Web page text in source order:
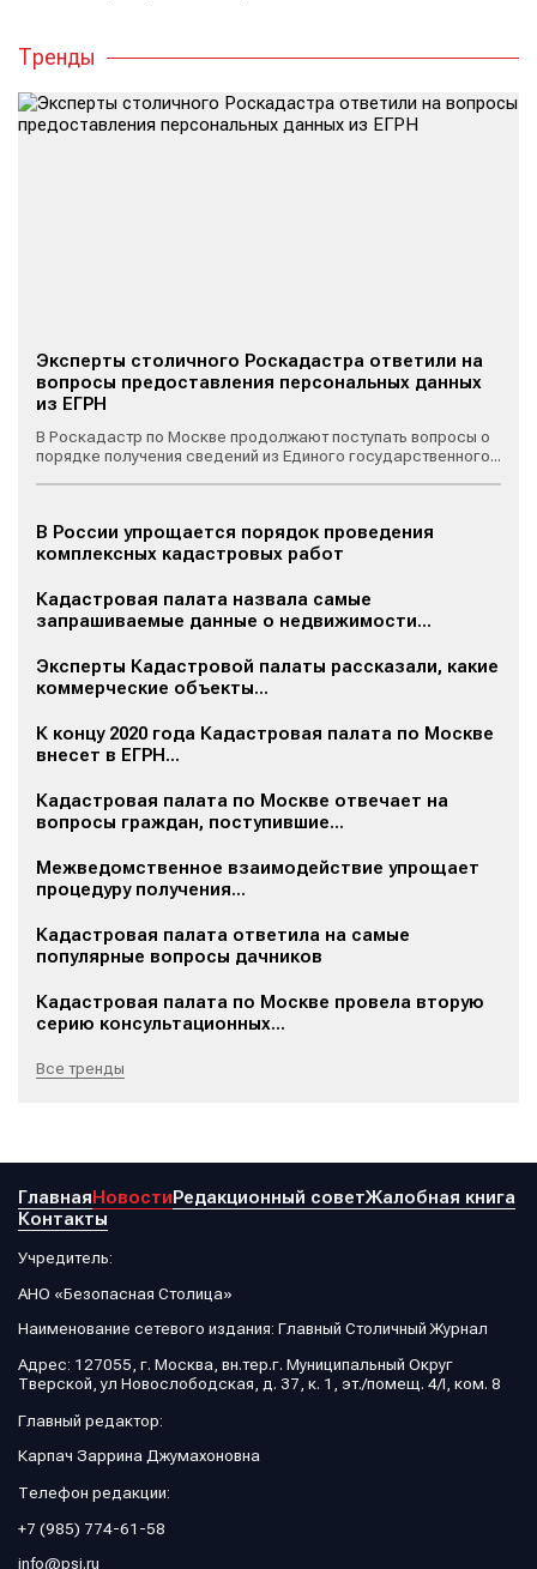
Тренды
Эксперты столичного Роскадастра ответили на
вопросы предоставления персональных данных
из ЕГРН
В Роскадастр по Москве продолжают поступать вопросы о
порядке получения сведений из Единого государственного...
В России упрощается порядок проведения
комплексных кадастровых работ
Кадастровая палата назвала самые
запрашиваемые данные о недвижимости...
Эксперты Кадастровой палаты рассказали, какие
коммерческие объекты...
К концу 2020 года Кадастровая палата по Москве
внесет в ЕГРН...
Кадастровая палата по Москве отвечает на
вопросы граждан, поступившие...
Межведомственное взаимодействие упрощает
процедуру получения...
Кадастровая палата ответила на самые
популярные вопросы дачников
Кадастровая палата по Москве провела вторую
серию консультационных...
Все тренды
ГлавнаяНовостиРедакционный советЖалобная книга
Контакты
Учредитель:
АНО «Безопасная Столица»
Наименование сетевого издания: Главный Столичный Журнал
Адрес: 127055, г. Москва, вн.тер.г. Муниципальный Округ
Тверской, ул Новослободская, д. 37, к. 1, эт./помещ. 4/I, ком. 8
Главный редактор:
Карпач Заррина Джумахоновна
Телефон редакции:
+7 (985) 774-61-58
info@psj.ru